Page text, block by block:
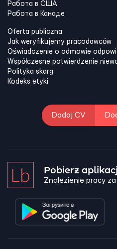
Работа в США
Работа в Канадe
Oferta publiczna
Jak weryfikujemy pracodawców
Oświadczenie o odmowie
Współczesne potwierdzenie
Polityka skarg
Kodeks etyki
Dodaj CV
Pobierz
Znalezienie pracy